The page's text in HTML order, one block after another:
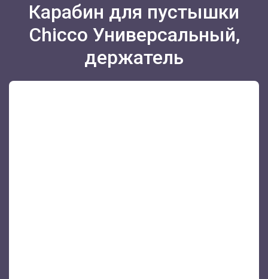
Карабин для пустышки
Chicco Универсальный,
держатель